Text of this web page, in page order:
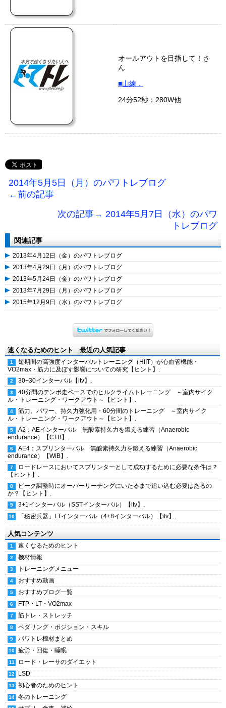
オールアウトを目指して！さ
ん
■山練．
24分52秒：280W他
2014年5月5日（月）のパワトレブログ
←前の記事
次の記事→ 2014年5月7日（水）のパワ
トレブログ
関連記事
2013年4月12日（金）のパワトレブログ
2013年4月29日（月）のパワトレブログ
2013年5月24日（金）のパワトレブログ
2013年7月29日（月）のパワトレブログ
2015年12月9日（水）のパワトレブログ
速くなるためのヒント 最近の人気記事
短期間の高強度インターバルトレーニング（HIIT）が心血管機能・
VO2max・筋力に及ぼす影響についての研究【ヒント】.
30+30インターバル【itv】.
40分間のテンポ走ペースでのヒルクライムトレーニング ～室内サイク
ル・トレーニング・ワークアウト～【ヒント】.
筋力、パワー、持久力強化用・60分間のトレーニング ～室内サイク
ル・トレーニング・ワークアウト～【ヒント】.
A2：AEインターバル 無酸素持久力を鍛える練習（Anaerobic
endurance）【CTB】.
AE4：スプリンターバル 無酸素持久力を鍛える練習（Anaerobic
endurance）【WIB】.
ロードレースにおいてスプリンターとして成功するために必要な条件は？
【ヒント】.
ピーク調整時にオーバーリーチングにいたるまで追い込む必要はあるの
か？【ヒント】.
3+1インターバル（SSTインターバル）【itv】.
「秘密兵器」LTインターバル（4+8インターバル）【itv】.
人気コンテンツ
速くなるためのヒント
機材情報
トレーニングメニュー
おすすめ動画
おすすめブログ一覧
FTP・LT・VO2max
筋トレ・ストレッチ
ペダリング・ポジション・スキル
パワトレ機材まとめ
疲労・回復・睡眠
ロード・レーサのダイエット
LSD
初心者のためのヒント
冬のトレーニング